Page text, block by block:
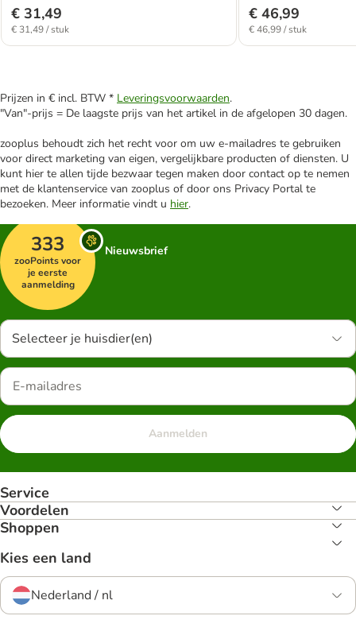
€ 31,49
€ 31,49 / stuk
€ 46,99
€ 46,99 / stuk
Prijzen in € incl. BTW * Leveringsvoorwaarden.
"Van"-prijs = De laagste prijs van het artikel in de afgelopen 30 dagen.
zooplus behoudt zich het recht voor om uw e-mailadres te gebruiken
voor direct marketing van eigen, vergelijkbare producten of diensten. U
kunt hier te allen tijde bezwaar tegen maken door contact op te nemen
met de klantenservice van zooplus of door ons Privacy Portal te
bezoeken. Meer informatie vindt u hier.
333
zooPoints voor
je eerste
aanmelding
Nieuwsbrief
Selecteer je huisdier(en)
Aanmelden
Service
Voordelen
Shoppen
Kies een land
Nederland / nl